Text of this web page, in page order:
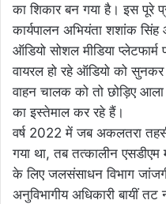
का शिकार बन गया है। इस पूरे
कार्यपालन अभियंता शशांक
ऑडियो सोशल मीडिया
वायरल हो रहे ऑडियो को सुनकर
वाहन चालक को तो छोड़िए
का इस्तेमाल कर रहे हैं।
वर्ष 2022 में जब अकलतरा
गया था, तब तत्कालीन
के लिए जलसंसाधन विभाग
अनुविभागीय अधिकारी बायीं